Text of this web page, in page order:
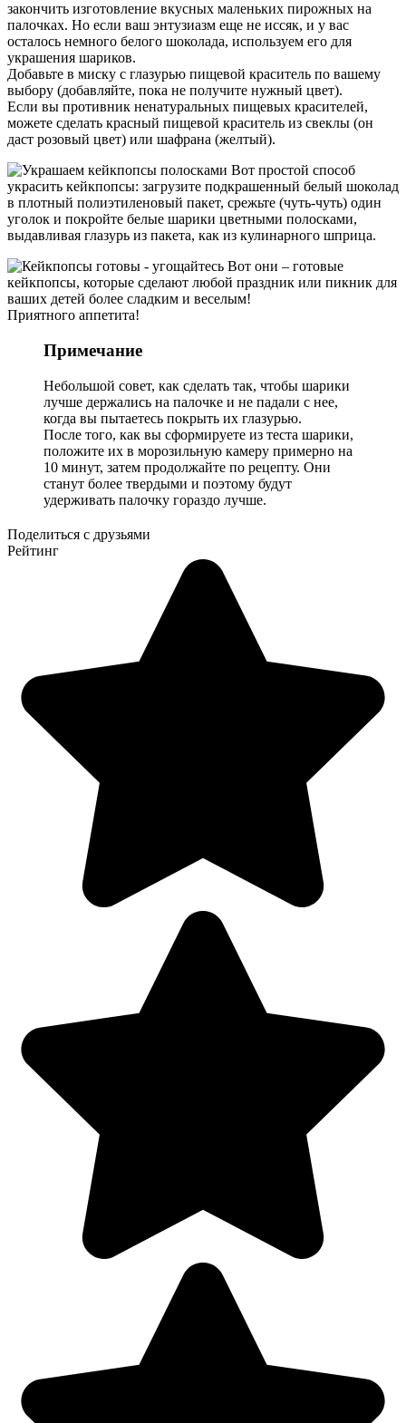
закончить изготовление вкусных маленьких пирожных на
палочках. Но если ваш энтузиазм еще не иссяк, и у вас
осталось немного белого шоколада, используем его для
украшения шариков.
Добавьте в миску с глазурью пищевой краситель по вашему
выбору (добавляйте, пока не получите нужный цвет).
Если вы противник ненатуральных пищевых красителей,
можете сделать красный пищевой краситель из свеклы (он
даст розовый цвет) или шафрана (желтый).
Вот простой способ
украсить кейкпопсы: загрузите подкрашенный белый шоколад
в плотный полиэтиленовый пакет, срежьте (чуть-чуть) один
уголок и покройте белые шарики цветными полосками,
выдавливая глазурь из пакета, как из кулинарного шприца.
Вот они – готовые
кейкпопсы, которые сделают любой праздник или пикник для
ваших детей более сладким и веселым!
Приятного аппетита!
Примечание
Небольшой совет, как сделать так, чтобы шарики
лучше держались на палочке и не падали с нее,
когда вы пытаетесь покрыть их глазурью.
После того, как вы сформируете из теста шарики,
положите их в морозильную камеру примерно на
10 минут, затем продолжайте по рецепту. Они
станут более твердыми и поэтому будут
удерживать палочку гораздо лучше.
Поделиться с друзьями
Рейтинг